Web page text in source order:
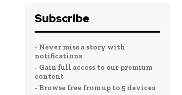
Subscribe
- Never miss a story with
notifications
- Gain full access to our premium
content
- Browse free from up to 5 devices